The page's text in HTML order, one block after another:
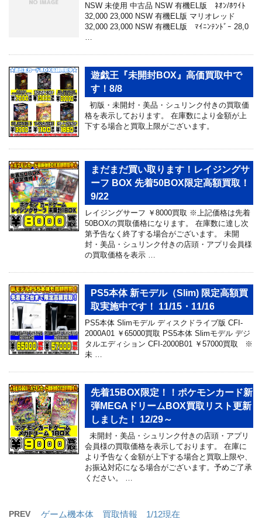
NSW 未使用 中古品 NSW 有機EL版 ﾈｵﾝ/ﾎﾜｲﾄ
32,000 23,000 NSW 有機EL版 マリオレッド
32,000 23,000 NSW 有機EL版 ﾏｲﾆﾝﾃﾝﾄﾞｰ 28,0
遊戯王『未開封BOX』高価買取中で
す！8/8
初版・未開封・美品・シュリンク付きの買取価
格を表示しております。 在庫数により金額が上
下する場合と買取上限がございます。
まだまだ買い取ります！レイジングサ
ーフ BOX 先着50BOX限定高額買取！
9/22
レイジングサーフ ￥8000買取 ※上記価格は先着
50BOXの買取価格になります。 在庫数に達し次
第予告なく終了する場合がございます。 未開
封・美品・シュリンク付きの店頭・アプリ会員様
の買取価格を表示 …
PS5本体 新モデル（Slim) 限定高額買
取実施中です！ 11/15・11/16
PS5本体 Slimモデル ディスクドライブ版 CFI-
2000A01 ￥65000買取 PS5本体 Slimモデル デジ
タルエディション CFI-2000B01 ￥57000買取 ※
未 …
先着15BOX限定！！ポケモンカード新
弾MEGAドリームBOX買取リスト更新
しました！ 12/29～
未開封・美品・シュリンク付きの店頭・アプリ
会員様の買取価格を表示しております。 在庫に
より予告なく金額が上下する場合と買取上限や、
お振込対応になる場合がございます。予めご了承
ください。 …
PREV ゲーム機本体 買取情報 1/12現在